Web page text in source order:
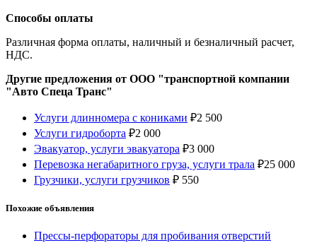
Способы оплаты
Различная форма оплаты, наличный и безналичный расчет,
НДС.
Другие предложения от ООО "транспортной компании
"Авто Спеца Транс"
Услуги длинномера с кониками ₽2 500
Услуги гидроборта ₽2 000
Эвакуатор, услуги эвакуатора ₽3 000
Перевозка негабаритного груза, услуги трала ₽25 000
Грузчики, услуги грузчиков ₽ 550
Похожие объявления
Прессы-перфораторы для пробивания отверстий